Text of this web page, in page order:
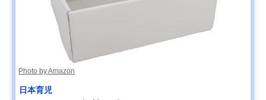
Photo by Amazon
日本育児